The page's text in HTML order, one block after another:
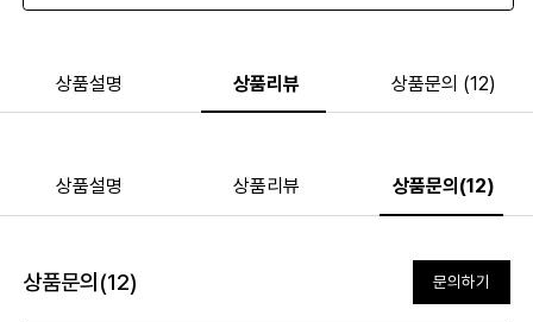
상품설명 상품리뷰 상품문의 (12)
상품설명 상품리뷰 상품문의(12)
상품문의(12) 문의하기